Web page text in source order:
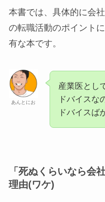
本書では、具体的に会
の転職活動のポイント
有な本です。
あんとにお
産業医とし
ドバイスな
ドバイスば
「死ぬくらいなら会
理由(ワケ)